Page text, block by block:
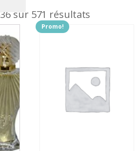
sur 571 résultats
Promo!